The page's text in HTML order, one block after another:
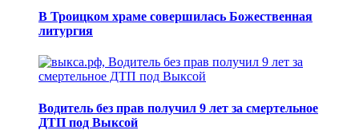
В Троицком храме совершилась Божественная
литургия
Водитель без прав получил 9 лет за смертельное
ДТП под Выксой